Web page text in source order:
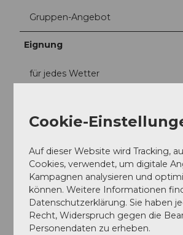
Gruppen-Angebot
Eignung
für jedes Wetter
Private Erlebnisse ab 450.00
„Active Escape“ (3 Stunden):
„Signature Escape“ (4
Maßgeschneiderte Erlebnisse:
Der Preis gilt pro Boot (nicht pro
beinhaltet einen lizenzierten
Wasser, Eis, WLAN,
Cookie-
Auf dieser Website wird Tracking,
Cookies, verwendet, um digitale
Kampagnen analysieren und
können. Weitere Informationen
Datenschutzerklärung. Sie haben
Recht, Widerspruch gegen die
Personendaten zu erheben.